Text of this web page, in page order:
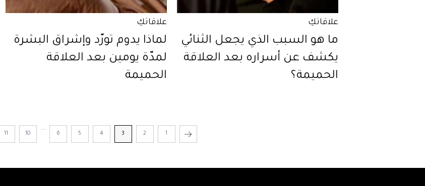
علاقاتكِ
ما هو السبب الذي يجعل الثنائي
يكشف عن أسراره بعد العلاقة
الحميمة؟
علاقاتكِ
لماذا يدوم تورّد وإشراق البشرة
لمدّة يومين بعد العلاقة
الحميمة
1
2
3
4
5
6
...
10
11